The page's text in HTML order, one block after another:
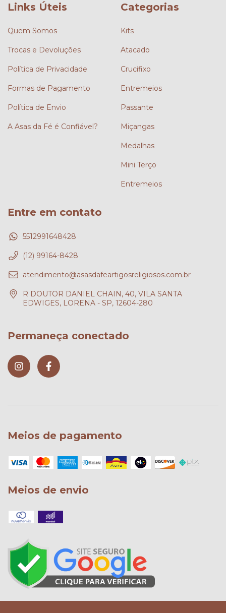
Links Úteis
Quem Somos
Trocas e Devoluções
Política de Privacidade
Formas de Pagamento
Política de Envio
A Asas da Fé é Confiável?
Categorias
Kits
Atacado
Crucifixo
Entremeios
Passante
Miçangas
Medalhas
Mini Terço
Entremeios
Entre em contato
5512991648428
(12) 99164-8428
atendimento@asasdafeartigosreligiosos.com.br
R DOUTOR DANIEL CHAIN, 40, VILA SANTA
EDWIGES, LORENA - SP, 12604-280
Permaneça conectado
Meios de pagamento
Meios de envio